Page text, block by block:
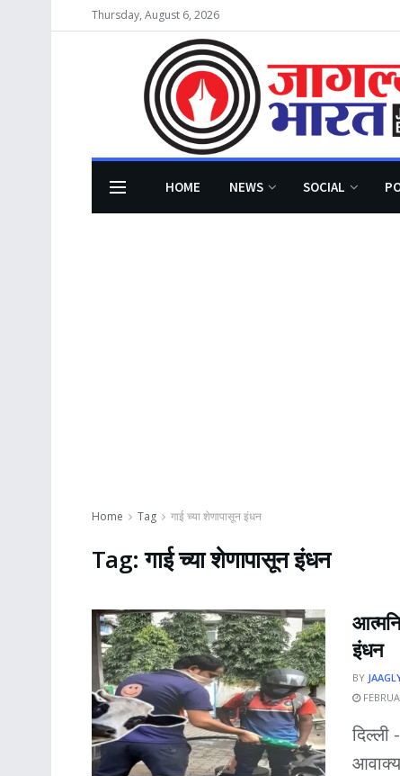
Thursday, August 6, 2026
HOME NEWS SOCIAL
Home Tag गाई च्या शेणापासून इंधन
Tag:गाई च्या शेणापासून इंधन
इंधन
BY